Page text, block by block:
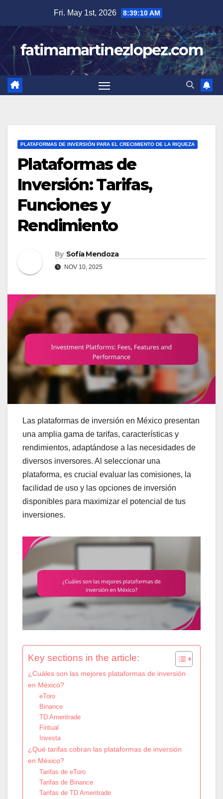
content
Fri. May 1st, 2026 8:39:11 AM
fatimamartinezlopez.com
PLATAFORMAS DE INVERSIÓN PARA EL CRECIMIENTO DE LA RIQUEZA
Plataformas de
Inversión: Tarifas,
Funciones y
Rendimiento
By Sofía Mendoza
NOV 10, 2025
Las plataformas de inversión en México presentan
una amplia gama de tarifas, características y
rendimientos, adaptándose a las necesidades de
diversos inversores. Al seleccionar una
plataforma, es crucial evaluar las comisiones, la
facilidad de uso y las opciones de inversión
disponibles para maximizar el potencial de tus
inversiones.
Key sections in the article:
¿Cuáles son las mejores plataformas de inversión
en México?
eToro
Binance
TD Ameritrade
Fintual
Investa
¿Qué tarifas cobran las plataformas de inversión
en México?
Tarifas de eToro
Tarifas de Binance
Tarifas de TD Ameritrade